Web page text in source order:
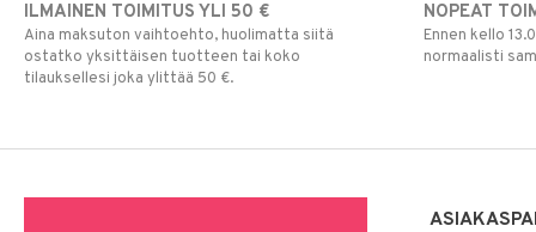
ILMAINEN TOIMITUS YLI 50 €
Aina maksuton vaihtoehto, huolimatta siitä
ostatko yksittäisen tuotteen tai koko
tilauksellesi joka ylittää 50 €.
NOPEAT
Ennen kello
normaalisti